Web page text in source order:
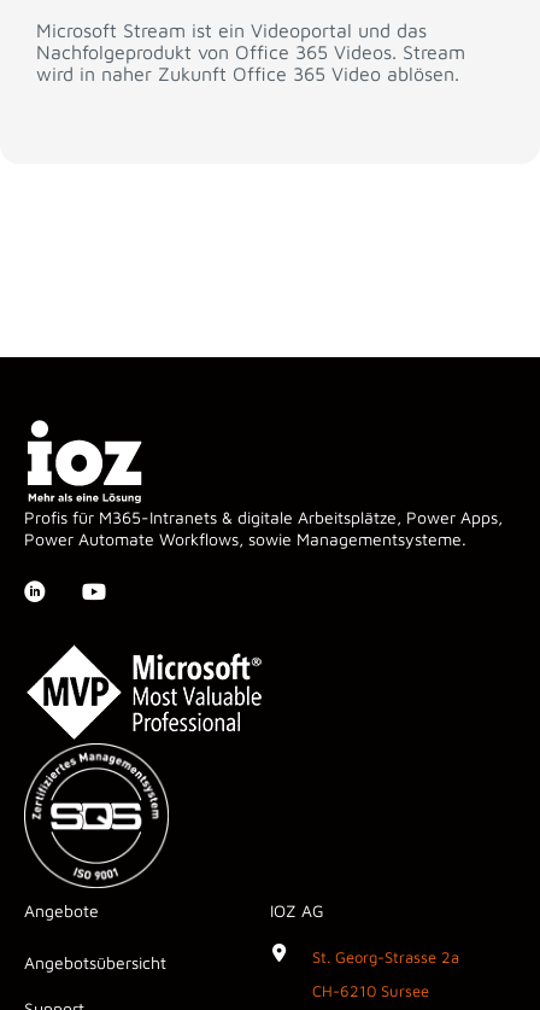
Microsoft Stream ist ein Videoportal und das
Nachfolgeprodukt von Office 365 Videos. Stream
wird in naher Zukunft Office 365 Video ablösen.
Profis für M365-Intranets & digitale Arbeitsplätze, Power Apps,
Power Automate Workflows, sowie Managementsysteme.
Angebote
Angebotsübersicht
IOZ AG
St. Georg-Strasse 2a
CH-6210 Sursee